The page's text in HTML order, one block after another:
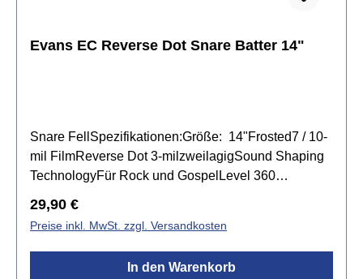
Evans EC Reverse Dot Snare Batter 14"
Snare FellSpezifikationen:Größe: 14"Frosted7 / 10-
mil FilmReverse Dot 3-milzweilagigSound Shaping
TechnologyFür Rock und GospelLevel 360
Regulärer Preis:
29,90 €
Preise inkl. MwSt. zzgl. Versandkosten
In den Warenkorb